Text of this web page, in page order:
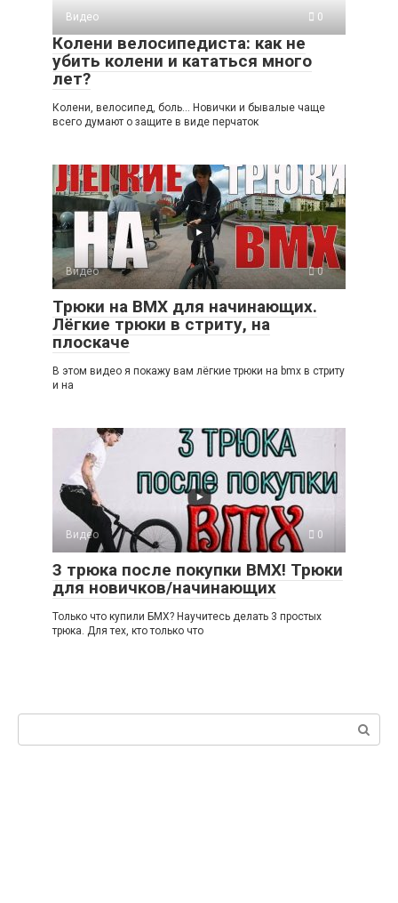
Видео
0
Колени велосипедиста: как не
убить колени и кататься много
лет?
Колени, велосипед, боль… Новички и бывалые чаще
всего думают о защите в виде перчаток
Видео 0
Трюки на BMX для начинающих.
Лёгкие трюки в стриту, на
плоскаче
В этом видео я покажу вам лёгкие трюки на bmx в стриту
и на
Видео 0
3 трюка после покупки BMX! Трюки
для новичков/начинающих
Только что купили БМХ? Научитесь делать 3 простых
трюка. Для тех, кто только что